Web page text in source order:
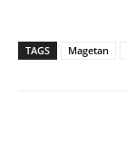
TAGS Magetan